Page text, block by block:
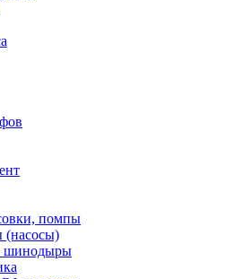
помпы
(насосы)
шинодыры